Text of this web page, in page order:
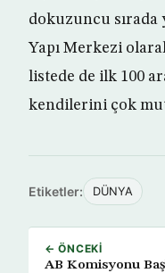
dokuzuncu sırada
Yapı Merkezi
listede de ilk 100
kendilerini çok
Etiketler: DÜNYA
← ÖNCEKI
AB Komisyonu